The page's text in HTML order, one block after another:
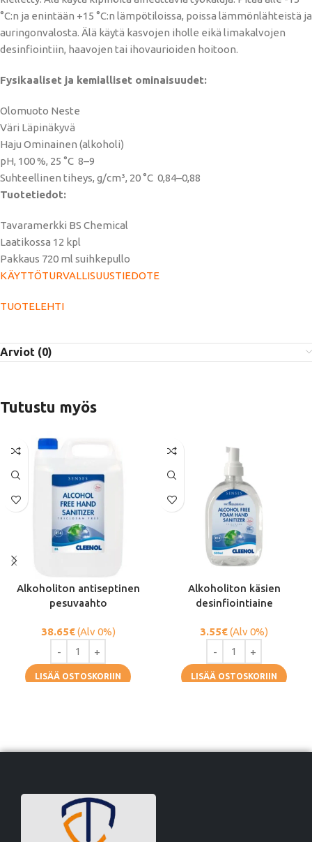
°C:n ja enintään +15 °C:n lämpötiloissa, poissa lämmönlähteistä ja
auringonvalosta. Älä käytä kasvojen iholle eikä limakalvojen
desinfiointiin, haavojen tai ihovaurioiden hoitoon.
Fysikaaliset ja kemialliset ominaisuudet:
Olomuoto Neste
Väri Läpinäkyvä
Haju Ominainen (alkoholi)
pH, 100 %, 25 °C 8–9
Suhteellinen tiheys, g/cm³, 20 °C 0,84–0,88
Tuotetiedot:
Tavaramerkki BS Chemical
Laatikossa 12 kpl
Pakkaus 720 ml suihkepullo
KÄYTTÖTURVALLISUUSTIEDOTE
TUOTELEHTI
Arviot (0)
Tutustu myös
Alkoholiton antiseptinen
pesuvaahto
38.65€(Alv 0%)
LISÄÄ OSTOSKORIIN
Alkoholiton käsien
desinfiointiaine
3.55€(Alv 0%)
LISÄÄ OSTOSKORIIN